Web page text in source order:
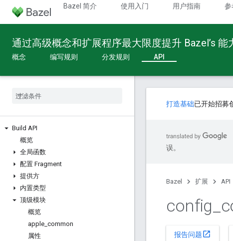
Bazel 简介 使用入门 用户指南 参
通过高级概念和扩展程序最大限度提升 Bazel’s 能
概念 编写规则 分发规则 API
Build API
概览
全局函数
配置 Fragment
提供方
内置类型
顶级模块
概览
apple common
属性
打造基础已开始招募
误。
Bazel 扩展 API
config
报告问题open_in_new